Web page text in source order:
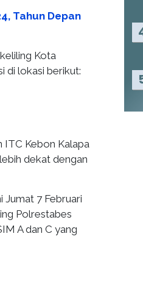
Tahun Depan
Kota
di lokasi berikut:
ITC Kebon Kalapa
dekat dengan
Jumat 7 Februari
Polrestabes
A dan C yang